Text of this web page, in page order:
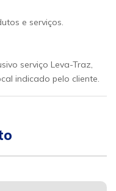
e serviços.
serviço Leva-Traz,
indicado pelo cliente.